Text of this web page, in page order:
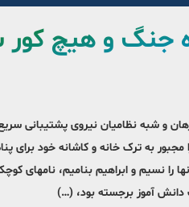
جنگ و هیچ کور
به ترک خانه و کاشانه خود برای
را نسیم و ابراهیم بنامیم، نامهای
دانش آموز برجسته بود، (…)